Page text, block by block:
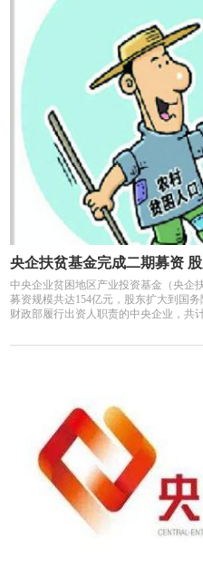
央企扶贫基金完成二期募资
中央企业贫困地区产业投资基金（央企
募资规模共达154亿元，股东扩大到国
财政部履行出资人职责的中央企业，共计